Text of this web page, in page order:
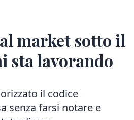
market sotto il
sta lavorando
il codice
senza farsi notare e